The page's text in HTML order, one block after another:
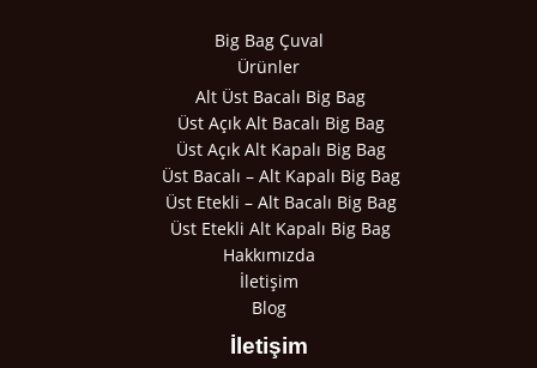
Big Bag Çuval
Ürünler
Alt Üst Bacalı Big Bag
Üst Açık Alt Bacalı Big Bag
Üst Açık Alt Kapalı Big Bag
Üst Bacalı – Alt Kapalı Big Bag
Üst Etekli – Alt Bacalı Big Bag
Üst Etekli Alt Kapalı Big Bag
Hakkımızda
İletişim
Blog
İletişim